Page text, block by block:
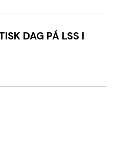
DAG PÅ LSS I